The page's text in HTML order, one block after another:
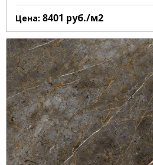
Цена: 8401 руб./м2